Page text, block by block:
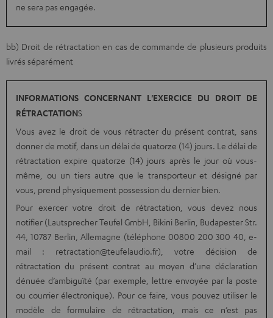
ne sera pas engagée.
bb) Droit de rétractation en cas de commande de plusieurs produits
livrés séparément
INFORMATIONS CONCERNANT L'EXERCICE DU DROIT DE
RÉTRACTATIONS
Vous avez le droit de vous rétracter du présent contrat, sans
donner de motif, dans un délai de quatorze (14) jours. Le délai de
rétractation expire quatorze (14) jours après le jour où vous-
même, ou un tiers autre que le transporteur et désigné par
vous, prend physiquement possession du dernier bien.
Pour exercer votre droit de rétractation, vous devez nous
notifier (Lautsprecher Teufel GmbH, Bikini Berlin, Budapester Str.
44, 10787 Berlin, Allemagne (téléphone 00800 200 300 40, e-
mail : retractation@teufelaudio.fr), votre décision de
rétractation du présent contrat au moyen d’une déclaration
dénuée d’ambiguïté (par exemple, lettre envoyée par la poste
ou courrier électronique). Pour ce faire, vous pouvez utiliser le
modèle de formulaire de rétractation, mais ce n’est pas